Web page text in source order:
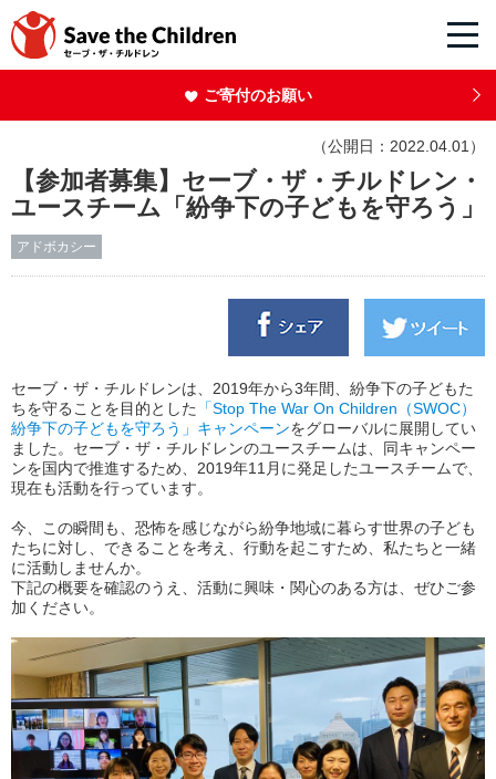
ご寄付のお願い
（公開日：2022.04.01）
【参加者募集】セーブ・ザ・チルドレン・
ユースチーム「紛争下の子どもを守ろう」
アドボカシー
セーブ・ザ・チルドレンは、2019年から3年間、紛争下の子どもた
ちを守ることを目的とした
「Stop The War On Children（SWOC）
紛争下の子どもを守ろう」キャンペーンをグローバルに展開してい
ました。 セーブ・ザ・チルドレンのユースチームは、同キャンペー
ンを国内で推進するため、2019年11月に発足したユースチームで、
現在も活動を行っています。
今、この瞬間も、恐怖を感じながら紛争地域に暮らす世界の子ども
たちに対し、できることを考え、行動を起こすため、私たちと一緒
に活動しませんか。
下記の概要を確認のうえ、活動に興味・関心のある方は、ぜひご参
加ください。